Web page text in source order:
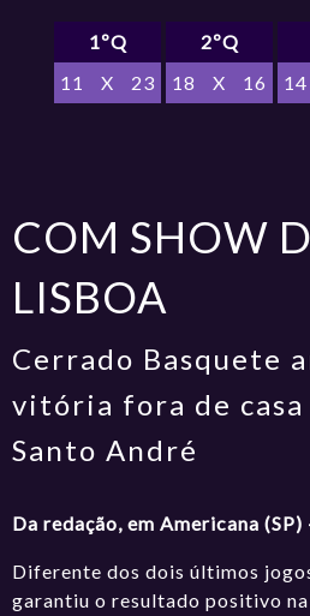
1ºQ
11
X 23
2ºQ
18
X 16
14
COM SHOW
LISBOA
Cerrado Basquete
vitória fora de
Santo André
Da redação, em Americana
Diferente dos dois últimos
garantiu o resultado positivo